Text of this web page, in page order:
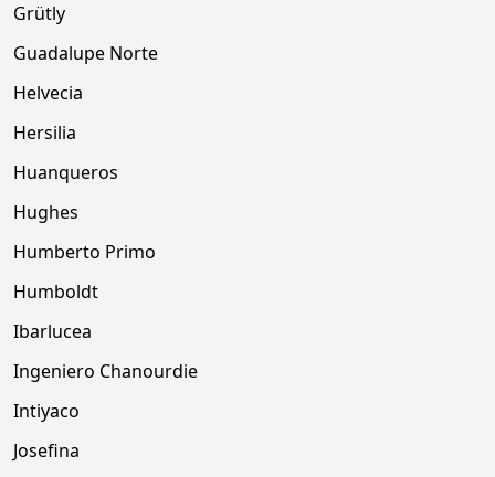
Grütly
Guadalupe Norte
Helvecia
Hersilia
Huanqueros
Hughes
Humberto Primo
Humboldt
Ibarlucea
Ingeniero Chanourdie
Intiyaco
Josefina